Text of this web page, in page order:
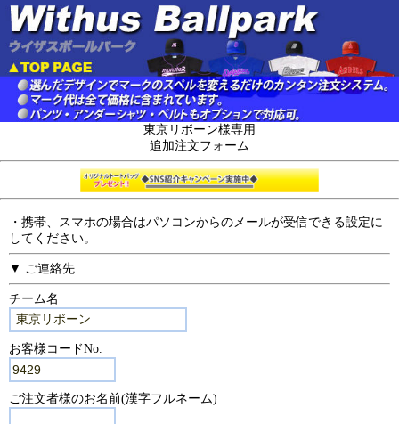
東京リボーン様専用
追加注文フォーム
・携帯、スマホの場合はパソコンからのメールが受信できる設定に
してください。
▼ ご連絡先
チーム名
お客様コードNo.
ご注文者様のお名前(漢字フルネーム)